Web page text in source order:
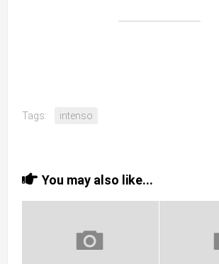
Tags: intenso
You may also like...